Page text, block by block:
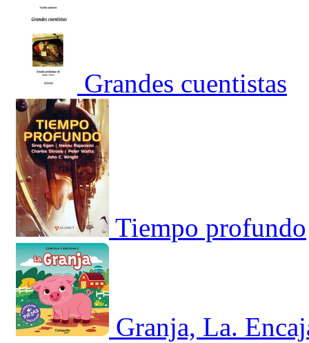
Grandes cuentistas
Tiempo profundo
Granja, La.